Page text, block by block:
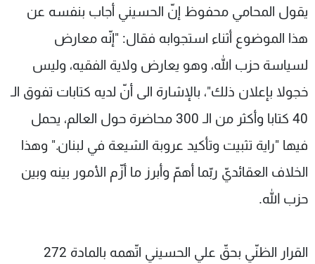
يقول المحامي محفوظ إنّ الحسيني أجاب بنفسه عن
هذا الموضوع أثناء استجوابه فقال: "إنّه معارض
لسياسة حزب الله، وهو يعارض ولاية الفقيه، وليس
خجولا بإعلان ذلك"، بالإشارة الى أنّ لديه كتابات تفوق الـ
40 كتابا وأكثر من الـ 300 محاضرة حول العالم، يحمل
فيها "راية تثبيت وتأكيد عروبة الشيعة في لبنان." وهذا
الخلاف العقائديّ ربّما أهمّ وأبرز ما أزّم الأمور بينه وبين
حزب الله.
القرار الظنّي بحقّ علي الحسيني اتّهمه بالمادة 272